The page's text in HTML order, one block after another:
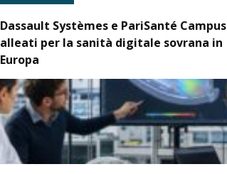
Dassault Systèmes e PariSanté Campus
alleati per la sanità digitale sovrana in
Europa